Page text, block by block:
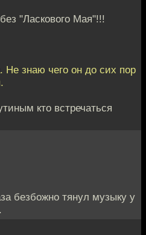
"Ласкового Мая"!!!
знаю чего он до сих пор
кто встречаться
безбожно тянул музыку у